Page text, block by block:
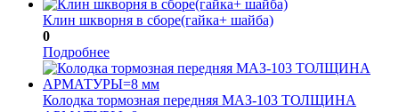
Клин шкворня в сборе(гайка+ шайба)
0
Подробнее
Колодка тормозная передняя МАЗ-103 ТОЛЩИНА